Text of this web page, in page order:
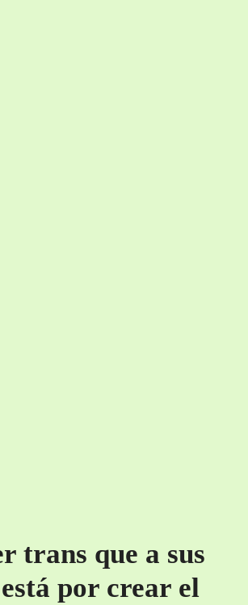
trans que a sus
por crear el